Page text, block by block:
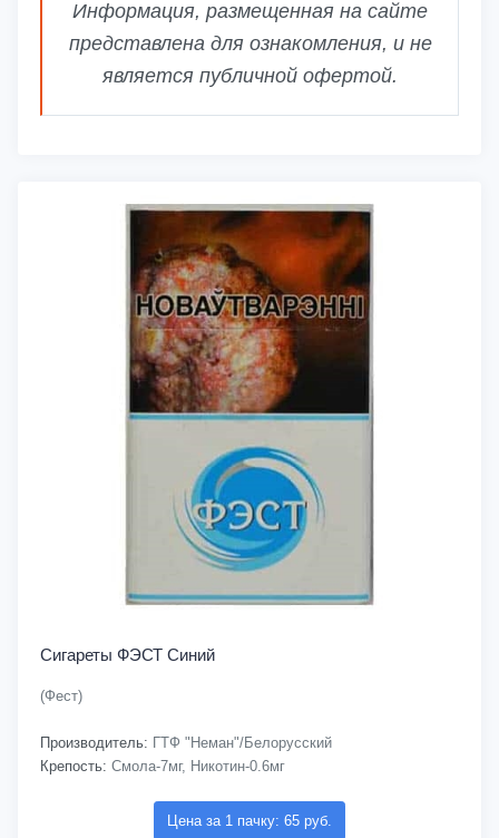
Информация, размещенная на сайте
представлена для ознакомления, и не
является публичной офертой.
Сигареты ФЭСТ Синий
(Фест)
Производитель: ГТФ "Неман"/Белорусский
Крепость: Смола-7мг, Никотин-0.6мг
Цена за 1 пачку: 65 руб.